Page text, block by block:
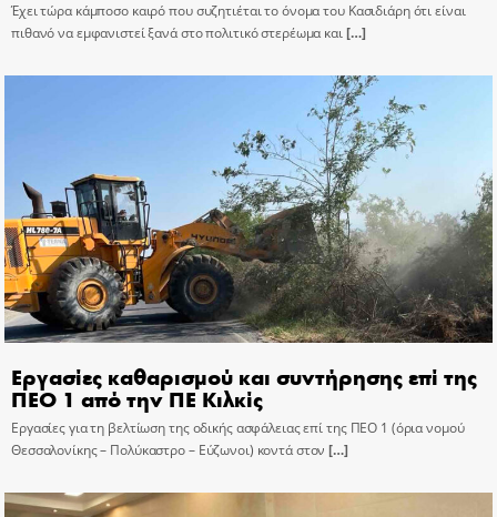
Έχει τώρα κάμποσο καιρό που συζητιέται το όνομα του Κασιδιάρη ότι είναι
πιθανό να εμφανιστεί ξανά στο πολιτικό στερέωμα και[…]
Εργασίες καθαρισμού και συντήρησης επί της
ΠΕΟ 1 από την ΠΕ Κιλκίς
Εργασίες για τη βελτίωση της οδικής ασφάλειας επί της ΠΕΟ 1 (όρια νομού
Θεσσαλονίκης – Πολύκαστρο – Εύζωνοι) κοντά στον […]